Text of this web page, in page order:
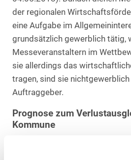
der regionalen
eine Aufgabe im
grundsätzlich gewerblich tätig,
Messeveranstaltern im
sie allerdings das
tragen, sind sie
Auftraggeber.
Prognose zum
Kommune
Messegesellschaften tragen
Risiko beispielsweise nicht